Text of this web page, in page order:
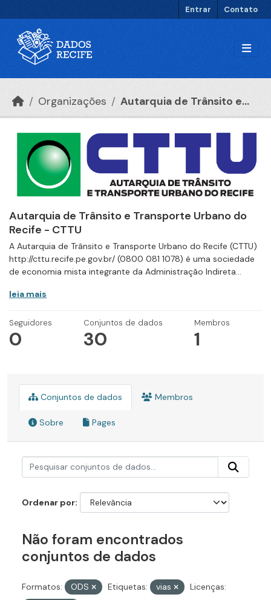
Entrar Contato
Organizações Autarquia de Trânsito e...
Autarquia de Trânsito e Transporte Urbano do
Recife - CTTU
A Autarquia de Trânsito e Transporte Urbano do Recife (CTTU)
http://cttu.recife.pe.gov.br/ (0800 081 1078) é uma sociedade
de economia mista integrante da Administração Indireta...
leia mais
Seguidores
0
Conjuntos de dados
30
Membros
1
Conjuntos de dados Membros
Sobre Pages
Ordenar por
Não foram encontrados
conjuntos de dados
Formatos: ODS Etiquetas: vias
Licenças: